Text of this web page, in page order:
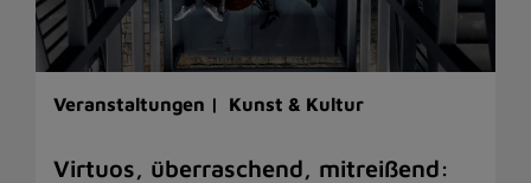
Veranstaltungen | Kunst & Kultur
Virtuos, überraschend, mitreißend: